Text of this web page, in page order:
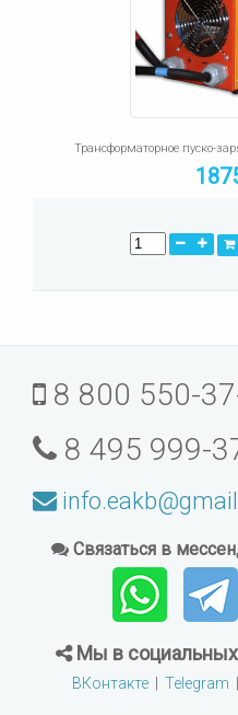
Трансформаторное пуско-
8 800 550-
8 495 999-
Связаться в
Мы в социальных
ВКонтакте| Telegram |